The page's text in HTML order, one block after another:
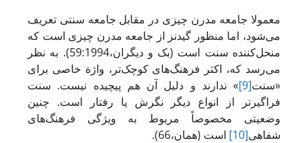
معمولا جامعه مدرن چیزی در مقابل جامعه سنتی تعریف
می‌شود، اما منظور گیدنز از جامعه مدرن چیزی است که
منحل‌‌‌‌‌‌‌‌‌‌‌‌‌‌کننده سنت است (بک و دیگران،59:1994). به نظر
می‌رسد که، اکثر فرهنگ‌های کوچک‌تر، واژة خاصی برای
«سنت[9]
» ندارند و دلیل آن هم پیچیده نیست. سنت
فراگیرتر از انواع دیگر نگرش یا رفتار است. چنین
وضعیتی مخصوصاً مربوط به ویژگی فرهنگ‌های
شفاهی[10]
است (همان،66).